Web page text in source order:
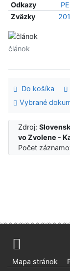
Odkazy
Zväzky
článok
Do košíka
Vybrané
Zdroj:
vo Zvolene -
Počet
Mapa stránok